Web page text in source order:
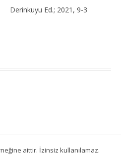
Derinkuyu Ed.; 2021, 9-3
aittir. İzinsiz kullanılamaz.